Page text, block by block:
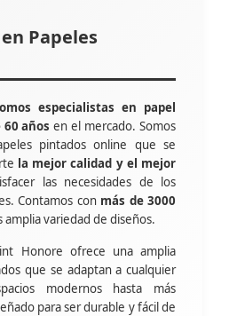
Papeles
especialistas en papel
años en el mercado. Somos
pintados online que se
la mejor calidad y el mejor
las necesidades de los
Contamos con más de 3000
amplia variedad de diseños.
Honore ofrece una amplia
que se adaptan a cualquier
modernos hasta más
para ser durable y fácil de